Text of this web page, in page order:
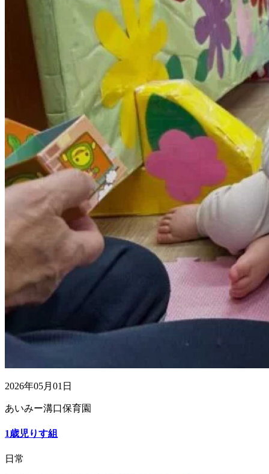
2026年05月01日
あいみー溝口保育園
1歳児りす組
日常